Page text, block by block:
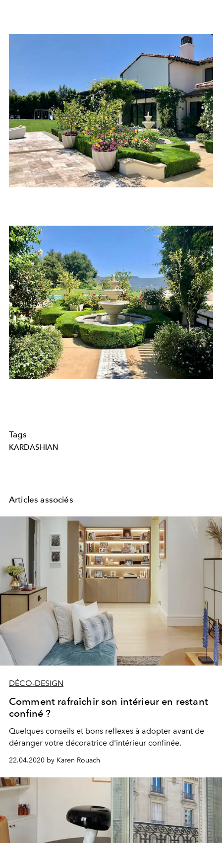
Tags
KARDASHIAN
Articles associés
DÉCO-DESIGN
Comment rafraîchir son intérieur en restant
confiné ?
Quelques conseils et bons reflexes à adopter avant de
déranger votre décoratrice d'intérieur confinée.
22.04.2020 by Karen Rouach